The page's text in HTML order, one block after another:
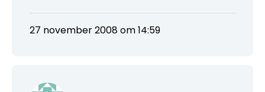
27 november 2008 om 14:59